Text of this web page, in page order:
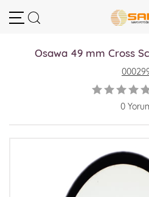
Osawa 49 mm Cross
0